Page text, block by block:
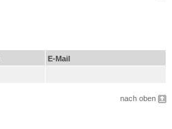
E-Mail
nach oben